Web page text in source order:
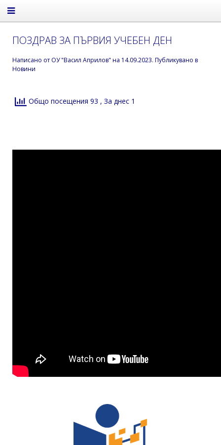
ПОЗДРАВ ЗА ПЪРВИЯ УЧЕБЕН ДЕН
Написано от ОУ "Васил Априлов" на 14.09.2023. Публикувано в
Новини
Общо посещения 93 , За днес 1